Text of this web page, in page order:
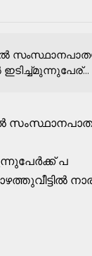
ഇടിച്ച്മുന്നുപേര്...
പ